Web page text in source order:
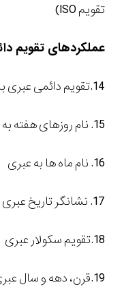
تقویمISO
)
عملکردهای تقویم دائمی
14.تقویم دائمی عبری با چرخه 19 ساله
15. نام روزهای هفته به عبری
16. نام ماه ها به عبری
17. نشانگر تاریخ عبری
18.تقویم سکولار عبری
19.قرن، دهه و سال عبری